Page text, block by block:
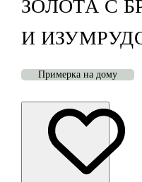
ЗОЛОТА С
И
Примерка на дому